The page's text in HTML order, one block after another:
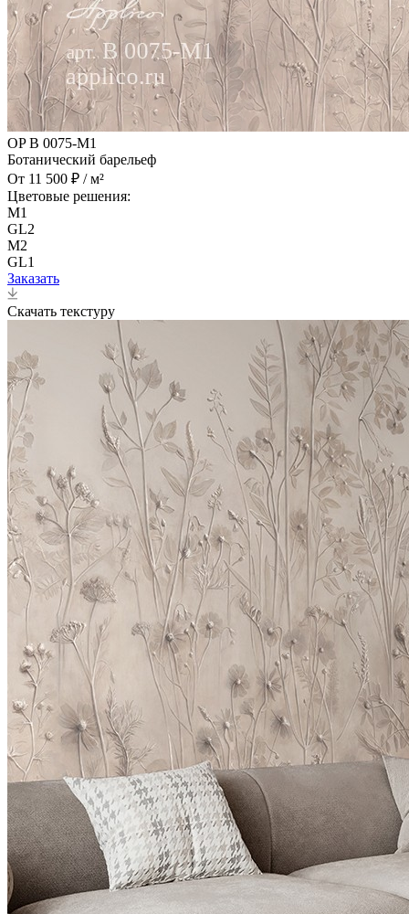
OP B 0075-M1
Ботанический барельеф
От 11 500 ₽ / м²
Цветовые решения:
M1
GL2
M2
GL1
Заказать
Скачать текстуру